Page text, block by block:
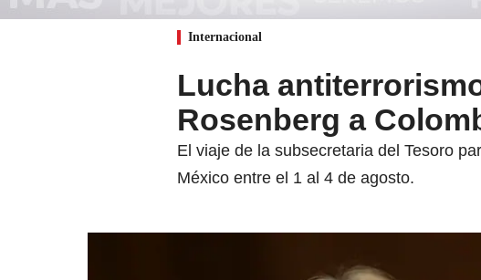
Internacional
Lucha
Rosenberg a
El viaje de la subsecretaria del Tesoro
México entre el 1 al 4 de agosto.